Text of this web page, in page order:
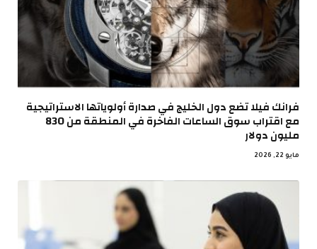
فرانك فيلا تضع دول الخليج في صدارة أولوياتها الاستراتيجية
مع اقتراب سوق الساعات الفاخرة في المنطقة من 830
مليون دولار
مايو 22, 2026